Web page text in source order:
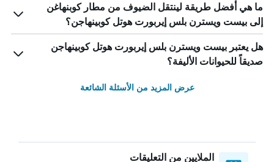
ما هي أفضل طريقة لينتقل الضيوف من مطار كوبنهاغن
إلى بيست ويسترن بلس إيربورت هوتل كوبينهاجن؟
هل يعتبر بيست ويسترن بلس إيربورت هوتل كوبينهاجن
صديقاً للحيوانات الأليفة؟
عرض المزيد من الأسئلة الشائعة
الملايين من التعليقات